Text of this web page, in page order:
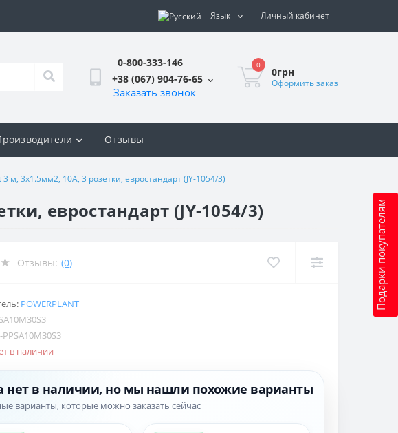
Язык Личный кабинет
0-800-333-146
+38 (067) 904-76-65
Заказать звонок
0
0грн
Оформить заказ
Подарки покупателям
Отзывы
м, 3x1.5мм2, 10А, 3 розетки, евростандарт (JY-1054/3)
евростандарт (JY-1054/3)
Отзывы: (0)
POWERPLANT
PPSA10M30S3
в наличии
нет в наличии, но мы нашли похожие варианты
варианты, которые можно заказать сейчас